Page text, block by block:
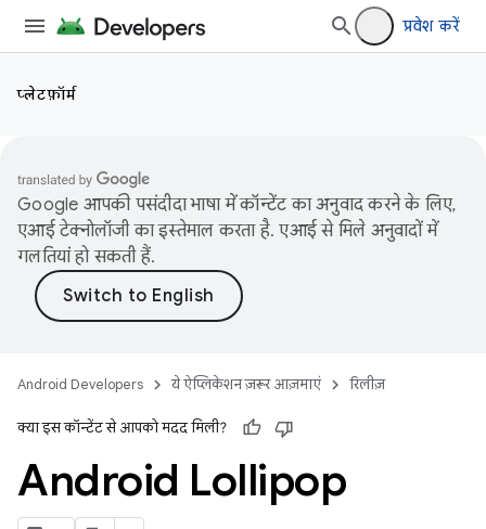
प्रवेश करें
प्लेटफ़ॉर्म
Google आपकी पसंदीदा भाषा में कॉन्टेंट का अनुवाद करने के लिए,
एआई टेक्नोलॉजी का इस्तेमाल करता है. एआई से मिले अनुवादों में
गलतियां हो सकती हैं.
Android Developers ये ऐप्लिकेशन ज़रूर आज़माएं रिलीज़
क्या इस कॉन्टेंट से आपको मदद मिली?
Android Lollipop